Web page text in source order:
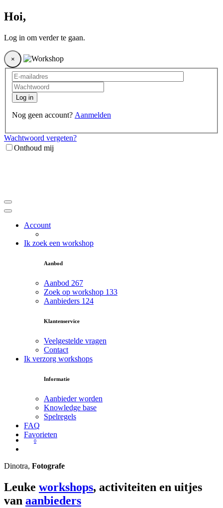
Hoi,
Log in om verder te gaan.
×
Log in
Nog geen account? Aanmelden
Wachtwoord vergeten?
Onthoud mij
Account
Ik zoek een workshop
Aanbod
Aanbod 267
Zoek op workshop 133
Aanbieders 124
Klantenservice
Veelgestelde vragen
Contact
Ik verzorg workshops
Informatie
Aanbieder worden
Knowledge base
Spelregels
FAQ
Favorieten
0
Dinotra, Fotografe
Leuke workshops, activiteiten en uitjes
van aanbieders